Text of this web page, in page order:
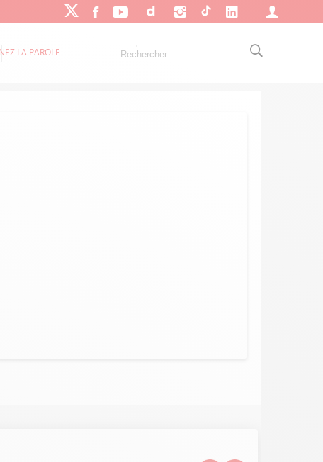
LA PAROLE